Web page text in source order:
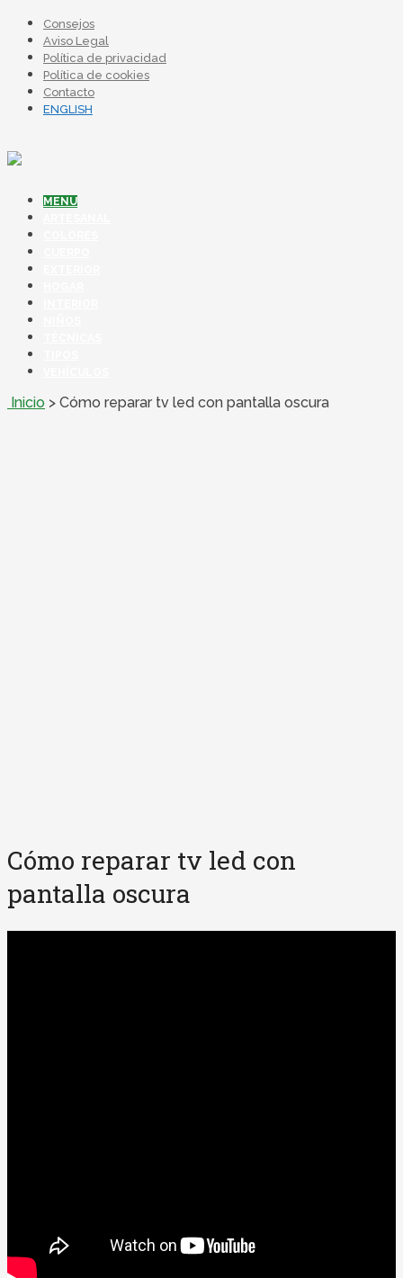
Consejos
Aviso Legal
Política de privacidad
Política de cookies
Contacto
ENGLISH
MENU
Inicio > Cómo reparar tv led con pantalla oscura
Cómo reparar tv led con
pantalla oscura